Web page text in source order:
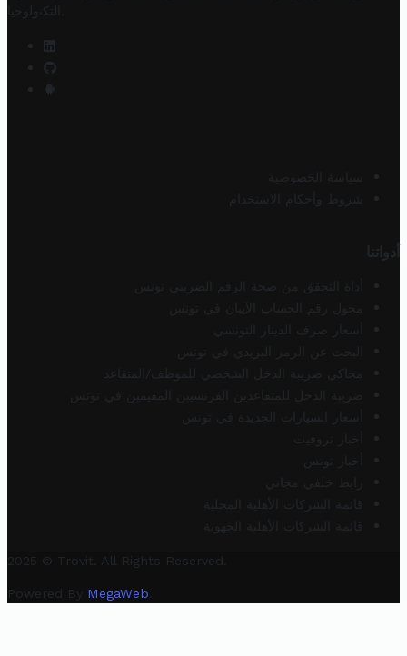
التكنولوجيا
سياسة الخصوصية
شروط وأحكام الاستخدام
أدواتنا
أداة التحقق من صحة الرقم الضريبي تونس
محول رقم الحساب الآيبان في تونس
أسعار صرف الدينار التونسي
البحث عن الرمز البريدي في تونس
محاكي ضريبة الدخل الشخصي للموظف/المتقاعد
ضريبة الدخل للمتقاعدين الفرنسيين المقيمين في تونس
أسعار السيارات الجديدة في تونس
أخبار تروفيت
أخبار تونس
رابط خلفي مجاني
قائمة الشركات الأهلية المحلية
قائمة الشركات الأهلية الجهوية
2025 © Trovit. All Rights Reserved.
Powered By MegaWeb